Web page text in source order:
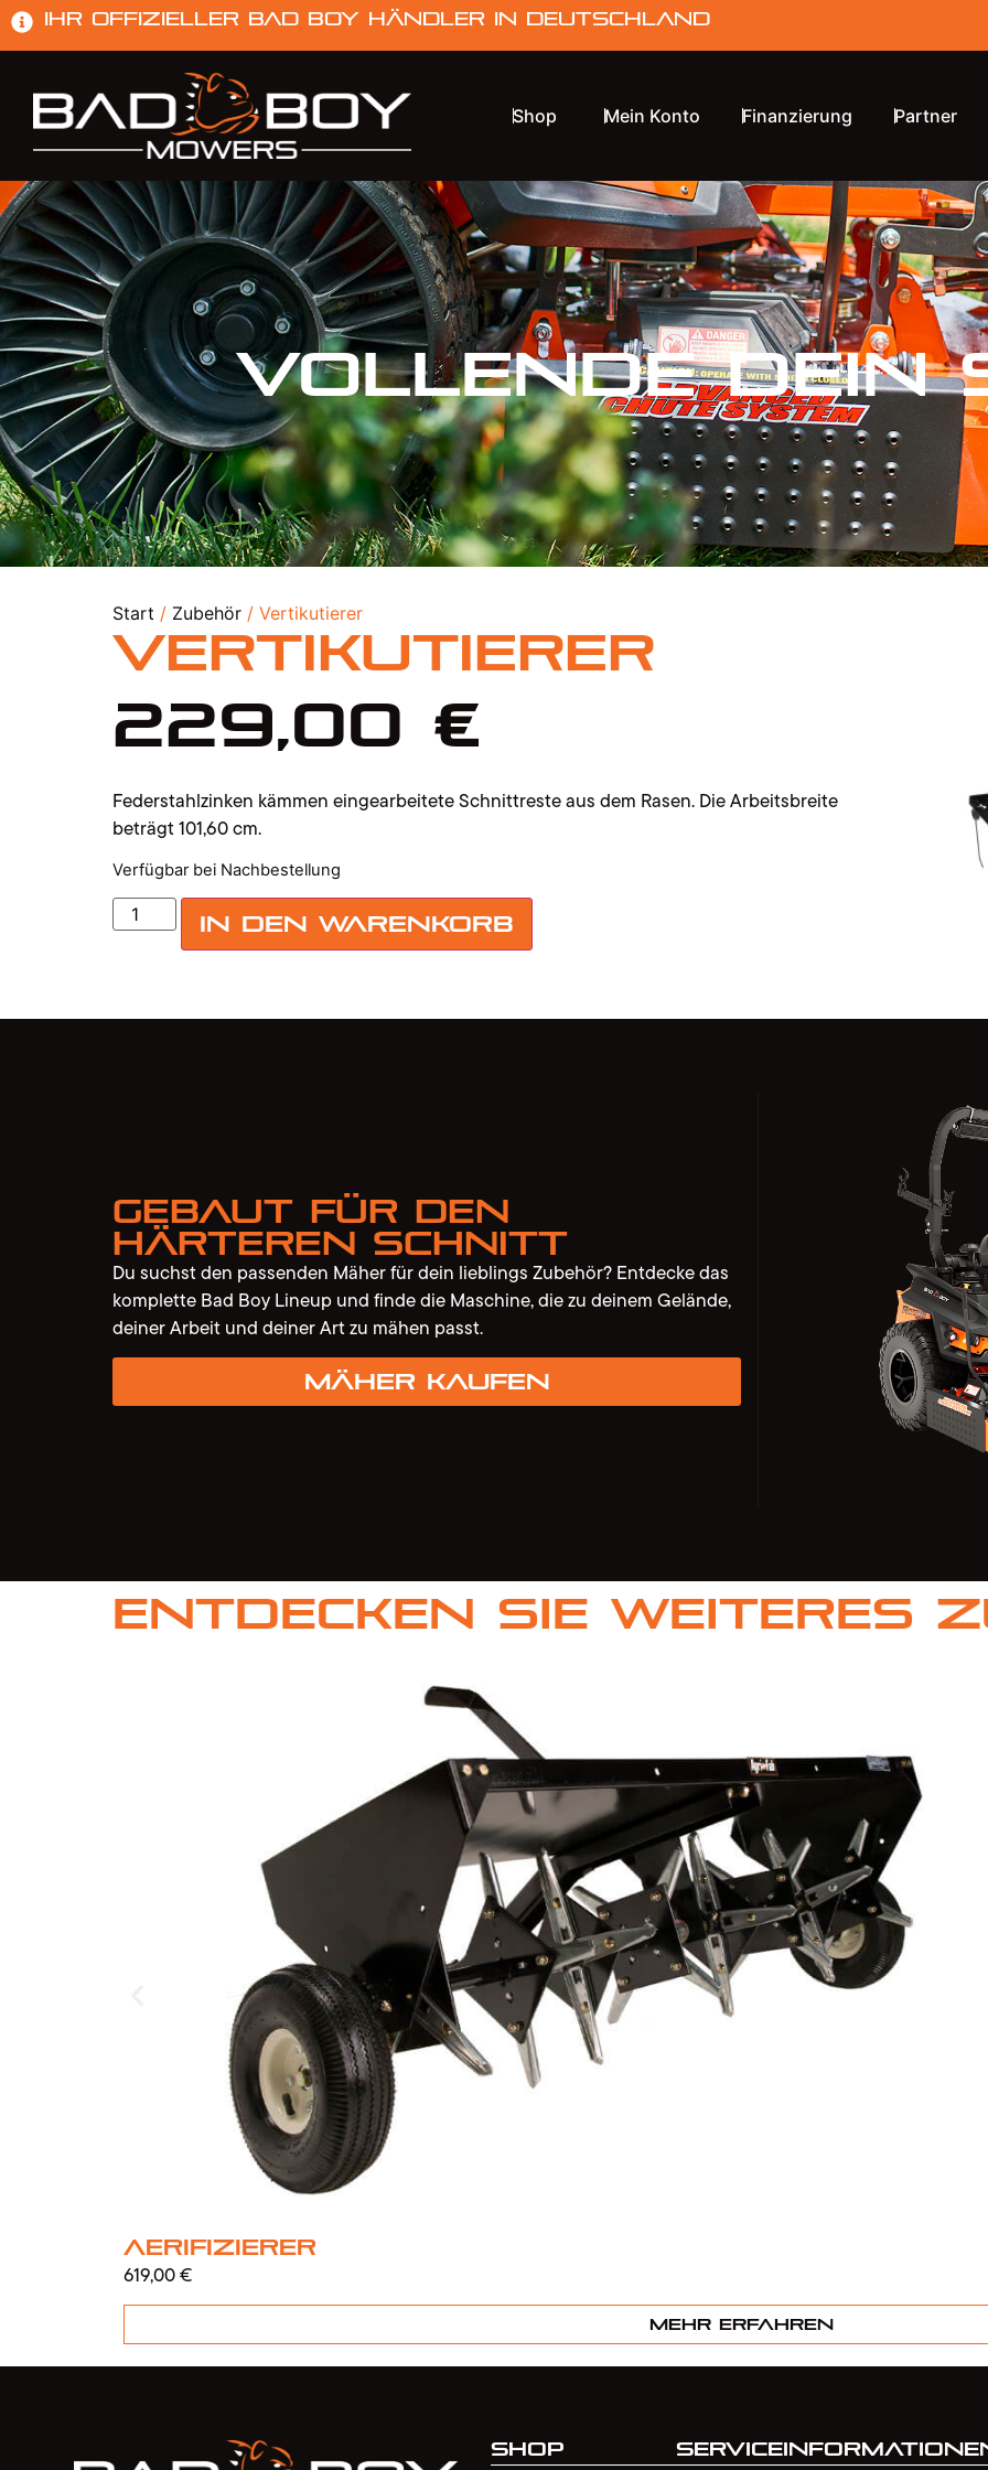
Ihr offizieller Bad Boy Händler in Deutschland
Shop Mein Konto Finanzierung Partner
Vollende dein
Start / Zubehör / Vertikutierer
Vertikutierer
229,00 €
Federstahlzinken kämmen eingearbeitete Schnittreste aus dem Rasen. Die Arbeitsbreite
beträgt 101,60 cm.
Verfügbar bei Nachbestellung
In den Warenkorb
Gebaut für den
härteren Schnitt
Du suchst den passenden Mäher für dein lieblings Zubehör? Entdecke das
komplette Bad Boy Lineup und finde die Maschine, die zu deinem Gelände,
deiner Arbeit und deiner Art zu mähen passt.
Mäher kaufen
Entdecken Sie weiteres
Aerifizierer
619,00€
Mehr erfahren
Shop